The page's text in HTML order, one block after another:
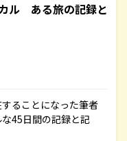
ル ある旅の記録と
ることになった筆者
45日間の記録と記